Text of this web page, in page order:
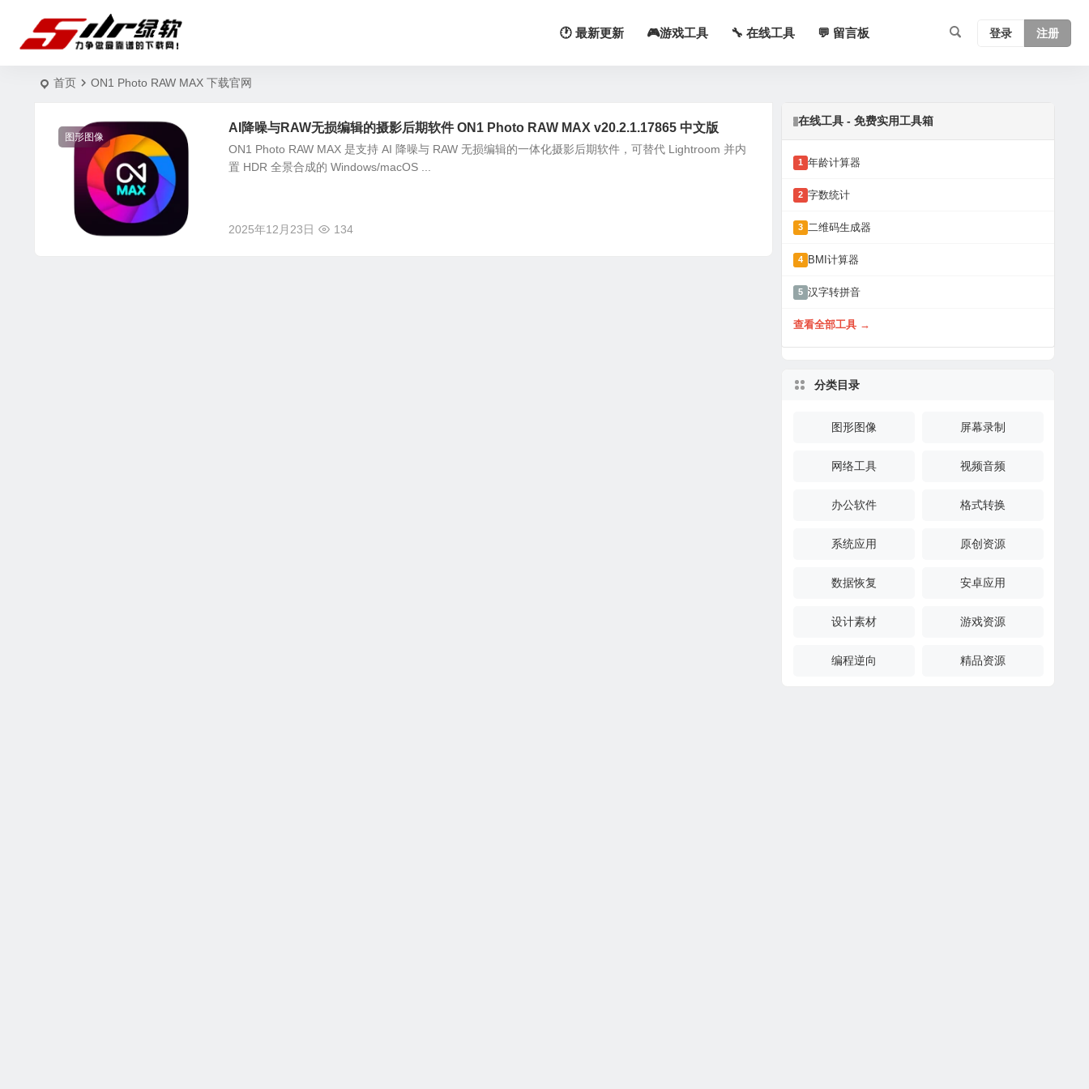
🕐 最新更新 🎮游戏工具 🔧 在线工具 💬 留言板 登录 注册
首页 ON1 Photo RAW MAX 下载官网
图形图像
AI降噪与RAW无损编辑的摄影后期软件 ON1 Photo RAW MAX v20.2.1.17865 中文版
ON1 Photo RAW MAX 是支持 AI 降噪与 RAW 无损编辑的一体化摄影后期软件，可替代 Lightroom 并内
置 HDR 全景合成的 Windows/macOS ...
2025年12月23日 134
在线工具 - 免费实用工具箱
1 年龄计算器
2 字数统计
3 二维码生成器
4 BMI计算器
5 汉字转拼音
查看全部工具 →
分类目录
图形图像 屏幕录制
网络工具 视频音频
办公软件 格式转换
系统应用 原创资源
数据恢复 安卓应用
设计素材 游戏资源
编程逆向 精品资源